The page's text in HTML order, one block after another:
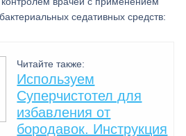
седативных средств:
Читайте также:
Используем
Суперчистотел для
избавления от
бородавок. Инструкция